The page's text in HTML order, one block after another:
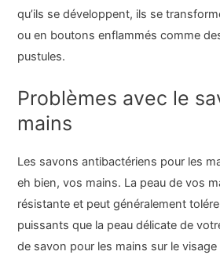
qu’ils se développent, ils se
ou en boutons enflammés comme
pustules.
Problèmes avec le
mains
Les savons antibactériens pour les
eh bien, vos mains. La peau de vos
résistante et peut généralement
puissants que la peau délicate de
de savon pour les mains sur le